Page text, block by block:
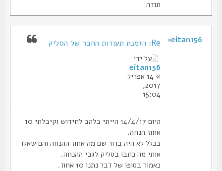
Re: הזמנת תעודות החבר של הסליק
על ידי
eitan156
» 14 אפריל
2017,
15:04
היום 14/4/17 הייתי בלהב לחידוש וקיבלתי 10
אחוז הנחה.
בכלל לא היה ברור שם מה אחוז ההנחה והם שאלו
אותי מה כתבו בסליק לגבי ההנחה.
כאמור בסופו של דבר נתנו 10 אחוז.
eitan156